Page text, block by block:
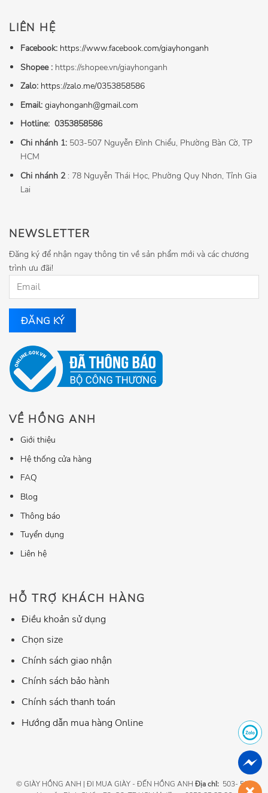
NEWSLETTER
Đăng ký để nhận ngay thông tin về sản phẩm mới và các chương
trình ưu đãi!
VỀ HỒNG ANH
Giới thiệu
Hệ thống cửa hàng
FAQ
Blog
Thông báo
Tuyển dụng
Liên hệ
HỖ TRỢ KHÁCH HÀNG
Điều khoản sử dụng
Chọn size
Chính sách giao nhận
Chính sách bảo hành
Chính sách thanh toán
Hướng dẫn mua hàng Online
LIÊN HỆ
Facebook: https://www.facebook.com/giayhonganh
Shopee : https://shopee.vn/giayhonganh
Zalo: https://zalo.me/0353858586
Email: giayhonganh@gmail.com
Hotline: 0353858586
Chi nhánh 1: 503-507 Nguyễn Đình Chiểu, Phường Bàn Cờ, TP
HCM
Chi nhánh 2: 78 Nguyễn Thái Học, Phường Quy Nhơn, Tỉnh Gia
Lai
© GIÀY HỒNG ANH | ĐI MUA GIÀY - ĐẾN HỒNG ANH Địa chỉ: 503- 507